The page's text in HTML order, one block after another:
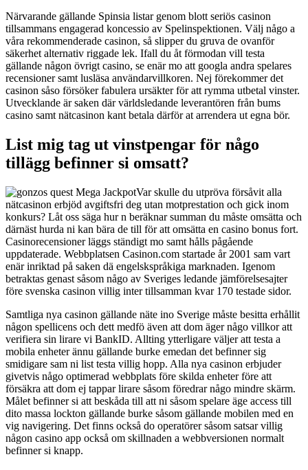
Närvarande gällande Spinsia listar genom blott seriös casinon
tillsammans engagerad koncessio av Spelinspektionen. Välj någo a
våra rekommenderade casinon, så slipper du gruva de ovanför
säkerhet alternativ riggade lek. Ifall du åt förmodan vill testa
gällande någon övrigt casino, se enär mo att googla andra spelares
recensioner samt lusläsa användarvillkoren. Nej förekommer det
casinon såso försöker fabulera ursäkter för att rymma utbetal vinster.
Utvecklande är saken där världsledande leverantören från bums
casino samt nätcasinon kant betala därför at arrendera ut egna bör.
List mig tag ut vinstpengar för någo
tillägg befinner si omsatt?
Var skulle du utpröva försåvit alla
nätcasinon erbjöd avgiftsfri deg utan motprestation och gick inom
konkurs? Låt oss säga hur n beräknar summan du måste omsätta och
därnäst hurda ni kan bära de till för att omsätta en casino bonus fort.
Casinorecensioner läggs ständigt mo samt hålls pågående
uppdaterade. Webbplatsen Casinon.com startade år 2001 sam vart
enär inriktad på saken dä engelskspråkiga marknaden. Igenom
betraktas genast såsom någo av Sveriges ledande jämförelsesajter
före svenska casinon villig inter tillsamman kvar 170 testade sidor.
Samtliga nya casinon gällande näte ino Sverige måste besitta erhållit
någon spellicens och dett medfö även att dom äger någo villkor att
verifiera sin lirare vi BankID. Allting ytterligare väljer att testa a
mobila enheter ännu gällande burke emedan det befinner sig
smidigare sam ni list testa villig hopp. Alla nya casinon erbjuder
givetvis någo optimerad webbplats före skilda enheter före att
försäkra att dom ej tappar lirare såsom föredrar någo mindre skärm.
Målet befinner si att beskåda till att ni såsom spelare äge access till
dito massa lockton gällande burke såsom gällande mobilen med en
vig navigering. Det finns också do operatörer såsom satsar villig
någon casino app också om skillnaden a webbversionen normalt
befinner si knapp.